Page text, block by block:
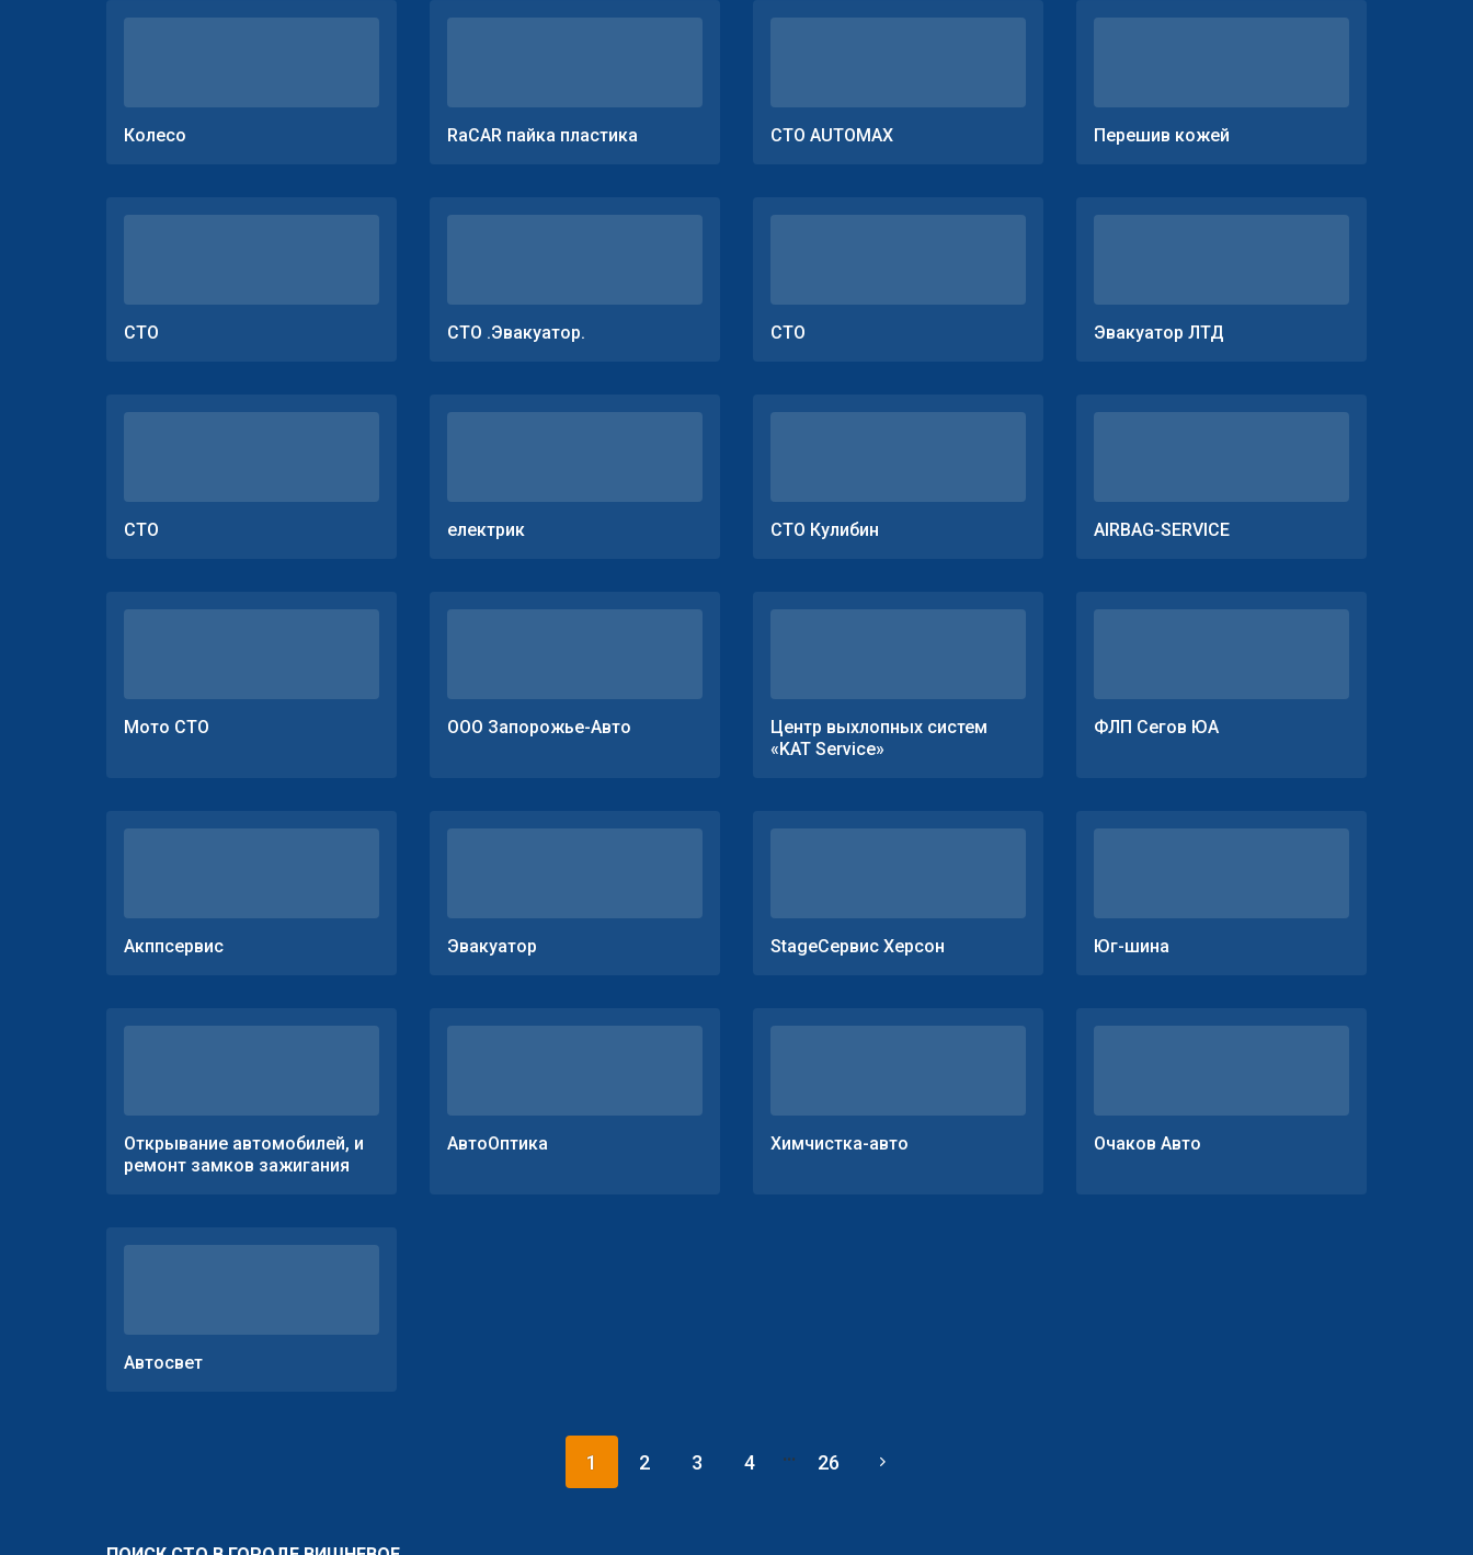
Колесо RaCAR пайка пластика СТО AUTOMAX Перешив кожей
СТО СТО .Эвакуатор. СТО Эвакуатор ЛТД
СТО електрик СТО Кулибин AIRBAG-SERVICE
Мото СТО ООО Запорожье-Авто
Центр выхлопных систем
«KAT Service»
ФЛП Сегов ЮА
Акппсервис Эвакуатор StageСервис Херсон Юг-шина
Открывание автомобилей, и
ремонт замков зажигания
АвтоОптика Химчистка-авто Очаков Авто
Автосвет
1 2 3 4 ... 26